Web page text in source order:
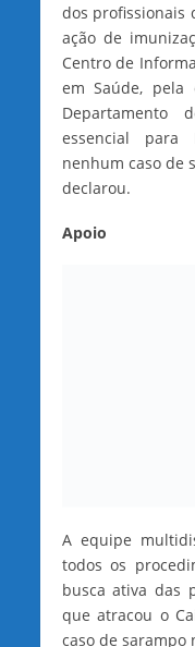
dos profissionais
ação de
Centro de
em Saúde,
Departamento
essencial para
nenhum caso de
declarou.
Apoio
A equipe
todos os
busca ativa das
que atracou o
caso de sarampo